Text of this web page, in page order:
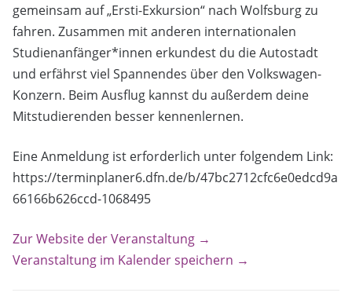
gemeinsam auf „Ersti-Exkursion“ nach Wolfsburg zu
fahren. Zusammen mit anderen internationalen
Studienanfänger*innen erkundest du die Autostadt
und erfährst viel Spannendes über den Volkswagen-
Konzern. Beim Ausflug kannst du außerdem deine
Mitstudierenden besser kennenlernen.
Eine Anmeldung ist erforderlich unter folgendem Link:
https://terminplaner6.dfn.de/b/47bc2712cfc6e0edcd9a
66166b626ccd-1068495
Zur Website der Veranstaltung →
Veranstaltung im Kalender speichern →